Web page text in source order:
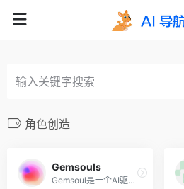
角色创造
Gemsouls
Gemsoul是一个AI驱动的平台，旨在将虚拟人形角色带到现实